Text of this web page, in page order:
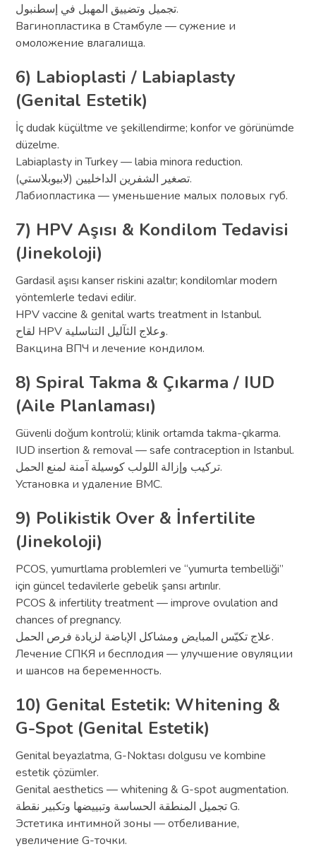
تجميل وتضييق المهبل في إسطنبول.
Вагинопластика в Стамбуле — сужение и
омоложение влагалища.
6) Labioplasti / Labiaplasty
(Genital Estetik)
İç dudak küçültme ve şekillendirme; konfor ve görünümde
düzelme.
Labiaplasty in Turkey — labia minora reduction.
تصغير الشفرين الداخليين (لابيوبلاستي).
Лабиопластика — уменьшение малых половых губ.
7) HPV Aşısı & Kondilom Tedavisi
(Jinekoloji)
Gardasil aşısı kanser riskini azaltır; kondilomlar modern
yöntemlerle tedavi edilir.
HPV vaccine & genital warts treatment in Istanbul.
لقاح HPV وعلاج الثآليل التناسلية.
Вакцина ВПЧ и лечение кондилом.
8) Spiral Takma & Çıkarma / IUD
(Aile Planlaması)
Güvenli doğum kontrolü; klinik ortamda takma-çıkarma.
IUD insertion & removal — safe contraception in Istanbul.
تركيب وإزالة اللولب كوسيلة آمنة لمنع الحمل.
Установка и удаление ВМС.
9) Polikistik Over & İnfertilite
(Jinekoloji)
PCOS, yumurtlama problemleri ve “yumurta tembelliği”
için güncel tedavilerle gebelik şansı artırılır.
PCOS & infertility treatment — improve ovulation and
chances of pregnancy.
علاج تكيّس المبايض ومشاكل الإباضة لزيادة فرص الحمل.
Лечение СПКЯ и бесплодия — улучшение овуляции
и шансов на беременность.
10) Genital Estetik: Whitening &
G-Spot (Genital Estetik)
Genital beyazlatma, G-Noktası dolgusu ve kombine
estetik çözümler.
Genital aesthetics — whitening & G-spot augmentation.
تجميل المنطقة الحساسة وتبييضها وتكبير نقطة G.
Эстетика интимной зоны — отбеливание,
увеличение G-точки.